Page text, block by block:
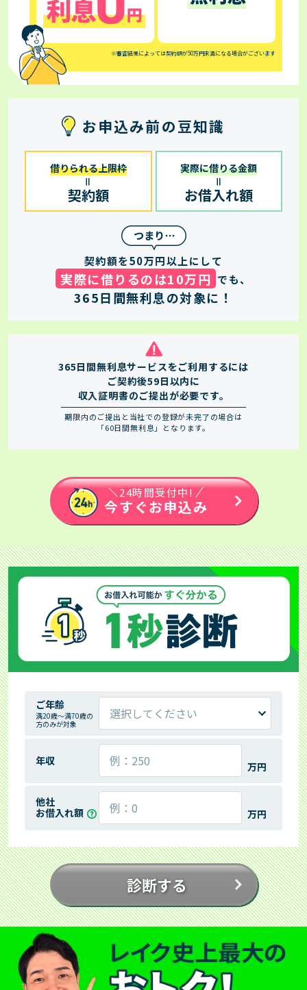
※審査結果によっては契約額が50万円未満になる場合がございます
お申込み前の豆知識
借りられる上限枠
契約額
実際に借りる金額
お借入れ額
契約額を50万円以上にして
実際に借りるのは10万円 でも、
365日間無利息の対象に！
365日間無利息サービスをご利用するには
ご契約後59日以内に
収入証明書のご提出が必要です。
期限内のご提出と当社での登録が未完了の場合は
「60日間無利息」となります。
24時間受付中!
今すぐお申込み
ご年齢
満20歳～満70歳の
方のみが対象
年収 万円
他社
お借入れ額
万円
診断する